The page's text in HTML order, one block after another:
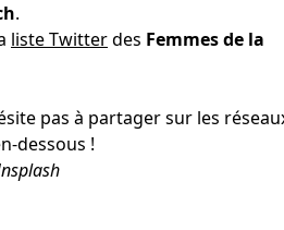
.
liste Twitterdes Femmes de la
pas à partager sur les
dessous !